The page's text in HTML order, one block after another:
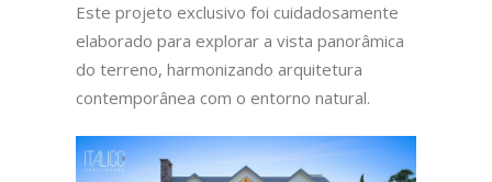
Este projeto exclusivo foi cuidadosamente
elaborado para explorar a vista panorâmica
do terreno, harmonizando arquitetura
contemporânea com o entorno natural.